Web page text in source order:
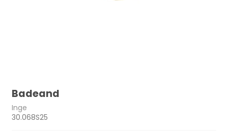
Badeand
Inge
30.068S25